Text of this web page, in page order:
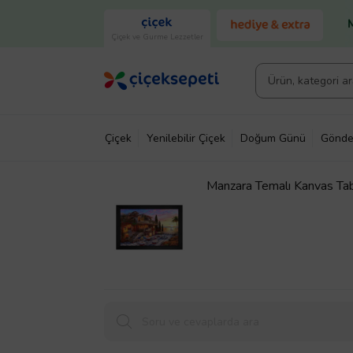
Çiçek ve Gurme Lezzetler
Çiçek Yenilebilir Çiçek Doğum Günü
Manzara Temalı Kanvas